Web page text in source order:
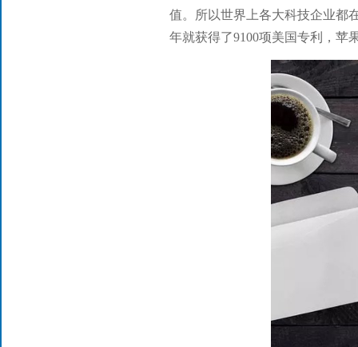
值。所以世界上各大科技企业都
年就获得了9100项美国专利，苹